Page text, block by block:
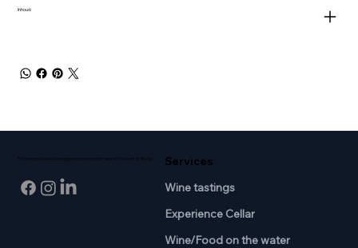
Inhoud:
Professional wine knowledge and passion for wine in the heart of Breda. Services
Wine tastings
Experience Cellar
Wine/Food on the water